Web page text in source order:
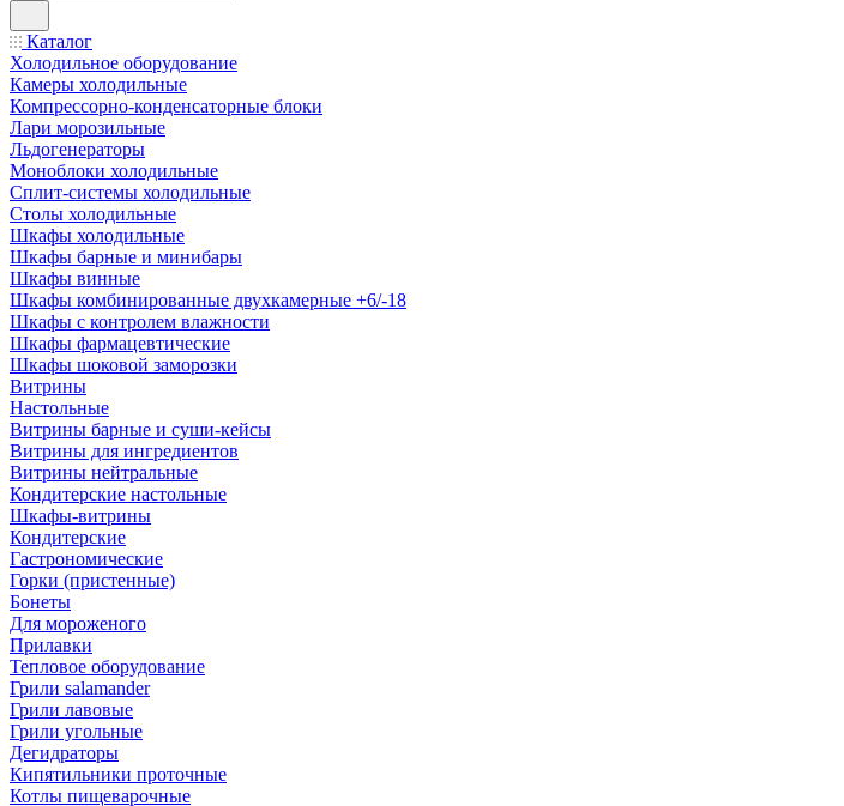
Каталог
Холодильное оборудование
Камеры холодильные
Компрессорно-конденсаторные блоки
Лари морозильные
Льдогенераторы
Моноблоки холодильные
Сплит-системы холодильные
Столы холодильные
Шкафы холодильные
Шкафы барные и минибары
Шкафы винные
Шкафы комбинированные двухкамерные +6/-18
Шкафы с контролем влажности
Шкафы фармацевтические
Шкафы шоковой заморозки
Витрины
Настольные
Витрины барные и суши-кейсы
Витрины для ингредиентов
Витрины нейтральные
Кондитерские настольные
Шкафы-витрины
Кондитерские
Гастрономические
Горки (пристенные)
Бонеты
Для мороженого
Прилавки
Тепловое оборудование
Грили salamander
Грили лавовые
Грили угольные
Дегидраторы
Кипятильники проточные
Котлы пищеварочные